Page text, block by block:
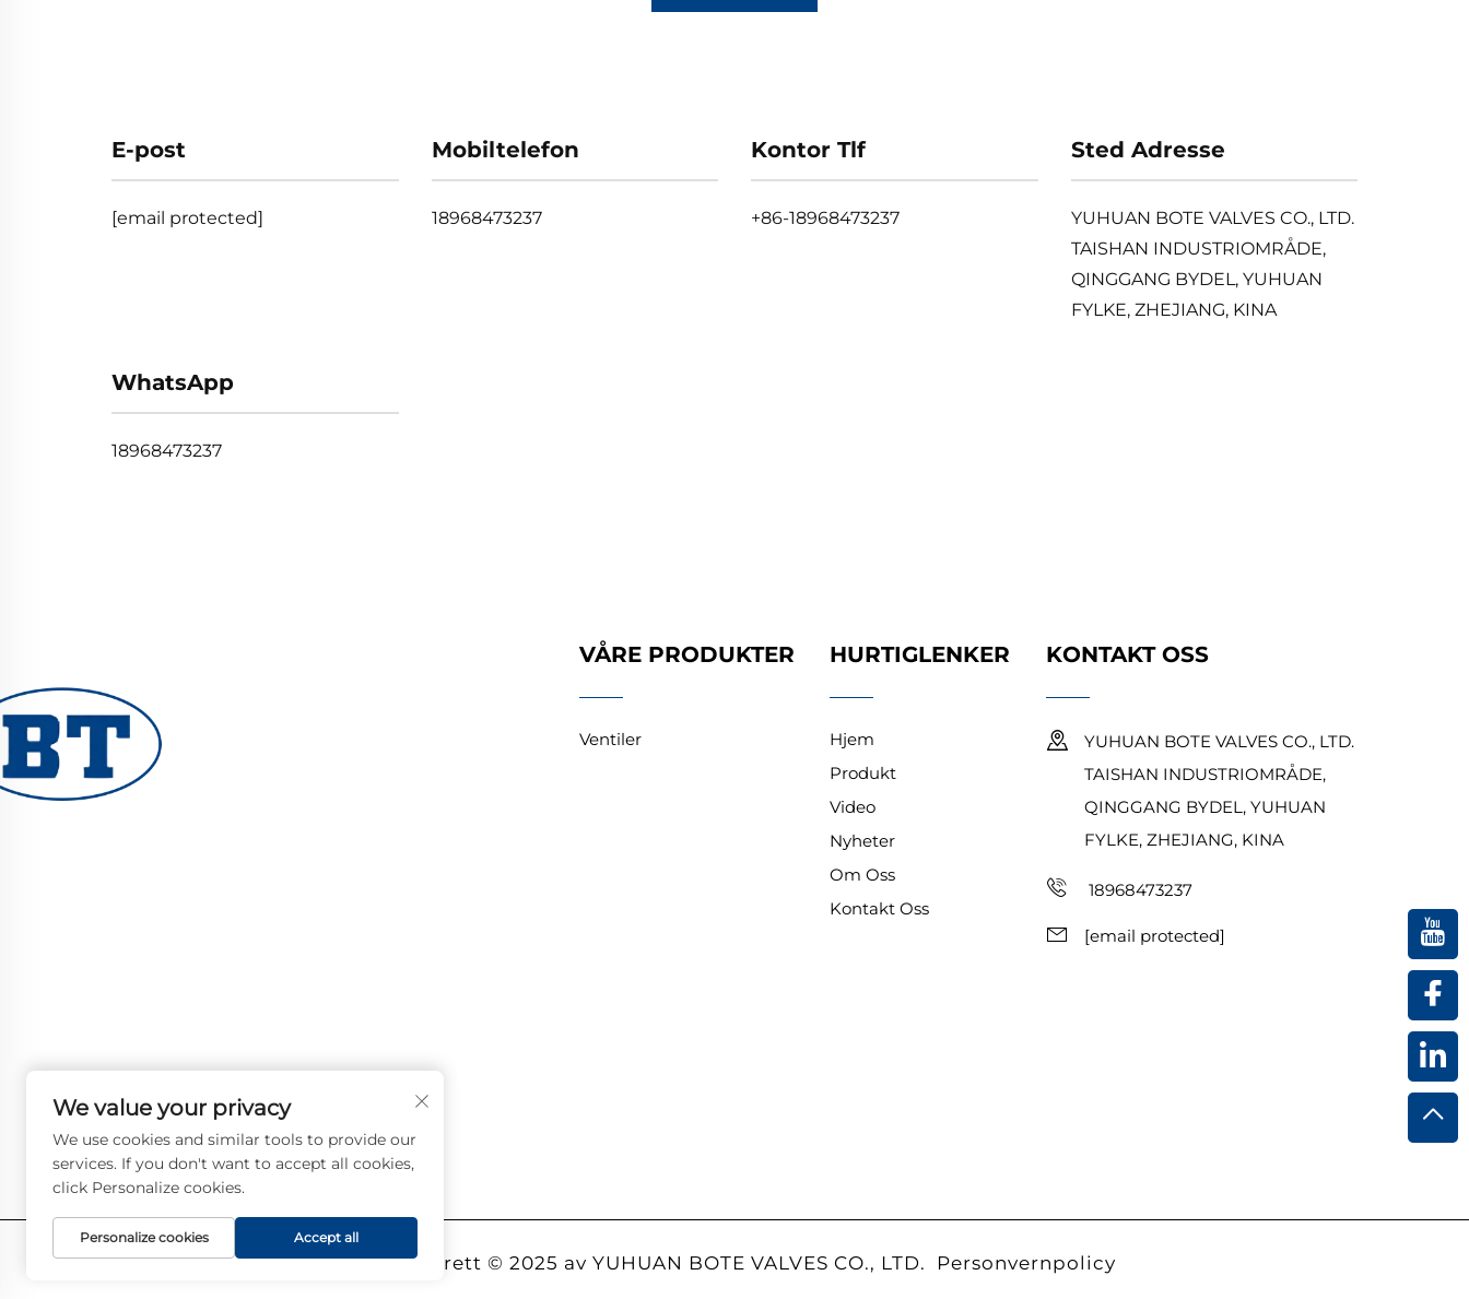
E-post
[email protected]
Mobiltelefon
18968473237
Kontor Tlf
+86-18968473237
Sted Adresse
YUHUAN BOTE VALVES CO., LTD.
TAISHAN INDUSTRIOMRÅDE,
QINGGANG BYDEL, YUHUAN
FYLKE, ZHEJIANG, KINA
WhatsApp
18968473237
VÅRE PRODUKTER
Ventiler
HURTIGLENKER
Hjem
Produkt
Video
Nyheter
Om Oss
Kontakt Oss
KONTAKT OSS
YUHUAN BOTE VALVES CO., LTD.
TAISHAN INDUSTRIOMRÅDE,
QINGGANG BYDEL, YUHUAN
FYLKE, ZHEJIANG, KINA
18968473237
[email protected]
Opphavsrett © 2025 av YUHUAN BOTE VALVES CO., LTD. Personvernpolicy
We value your privacy
We use cookies and similar tools to provide our
services. If you don't want to accept all cookies,
click Personalize cookies.
Personalize cookies Accept all